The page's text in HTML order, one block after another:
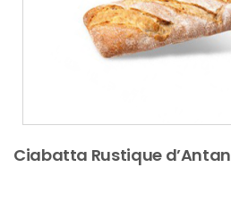
Ciabatta Rustique d’Antan